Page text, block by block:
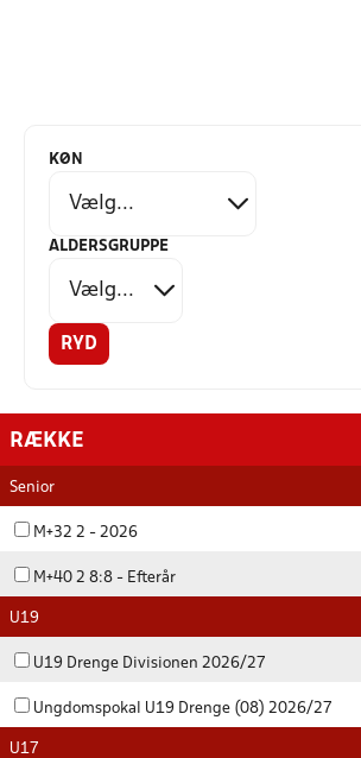
KØN
ALDERSGRUPPE
RYD
RÆKKE
Senior
M+32 2 - 2026
M+40 2 8:8 - Efterår
U19
U19 Drenge Divisionen 2026/27
Ungdomspokal U19 Drenge (08) 2026/27
U17